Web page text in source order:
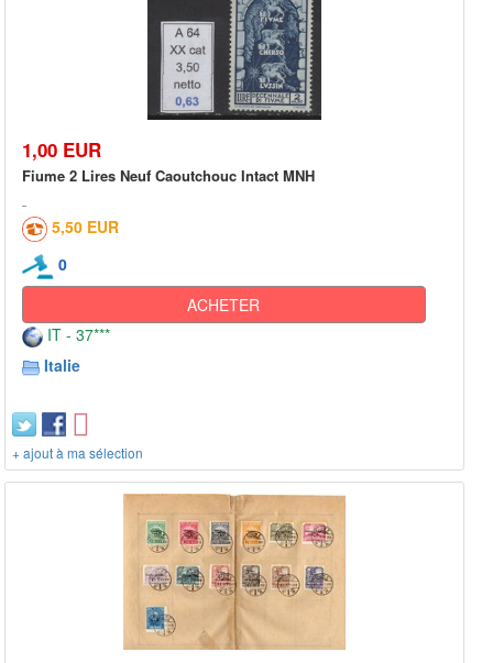
1,00 EUR
Fiume 2 Lires Neuf Caoutchouc Intact MNH
5,50 EUR
0
ACHETER
IT - 37***
Italie
+ ajout à ma sélection